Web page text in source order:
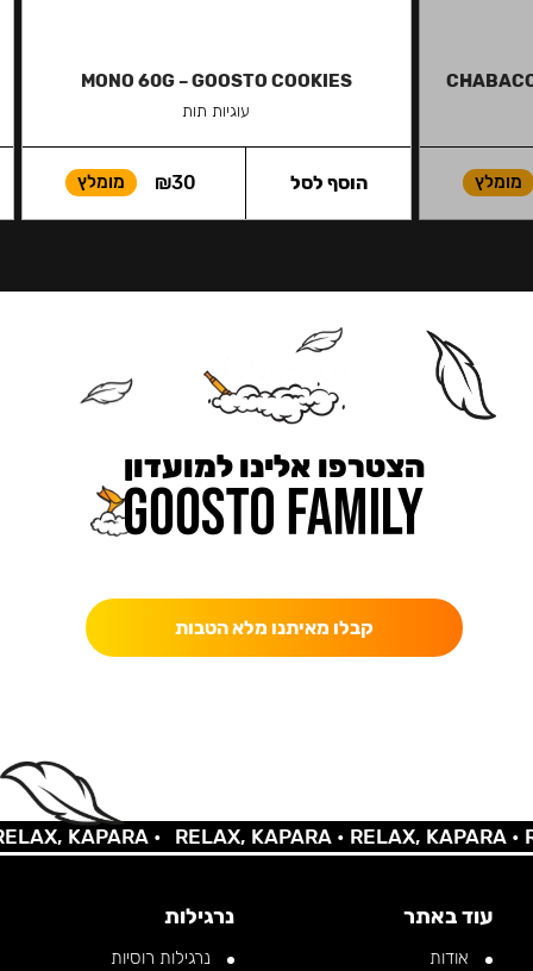
מומלץ
MONO 60G – GOOSTO COOKIES
עוגיות תות
₪30 מומלץ הוסף לסל
הצטרפו אלינו למועדון
קבלו מאיתנו מלא הטבות
KAPARA • RELAX, KAPARA •RELAX, KAPARA •
עוד באתר
אודות
נרגילות
נרגילות רוסיות